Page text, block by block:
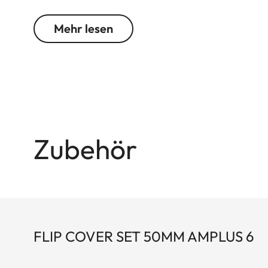
Funktionselemente sorgt im entscheidenden
Mehr lesen
Zubehör
FLIP COVER SET 50MM AMPLUS 6